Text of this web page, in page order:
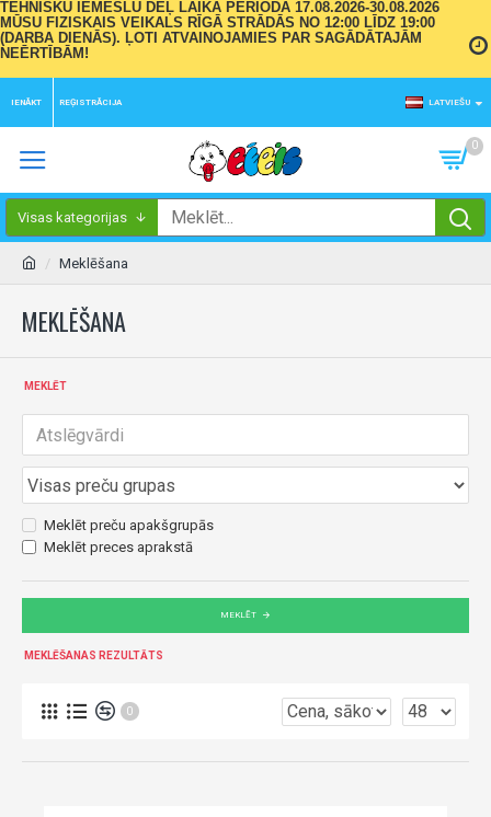
TEHNISKU IEMESLU DĒĻ LAIKA PERIODĀ 17.08.2026-30.08.2026
MŪSU FIZISKAIS VEIKALS RĪGĀ STRĀDĀS NO 12:00 LĪDZ 19:00
(DARBA DIENĀS). ĻOTI ATVAINOJAMIES PAR SAGĀDĀTAJĀM
NEĒRTĪBĀM!
IENĀKT REĢISTRĀCIJA LATVIEŠU
0
Visas kategorijas
Meklēšana
MEKLĒŠANA
MEKLĒT
Meklēt preču apakšgrupās
Meklēt preces aprakstā
MEKLĒT
MEKLĒŠANAS REZULTĀTS
0